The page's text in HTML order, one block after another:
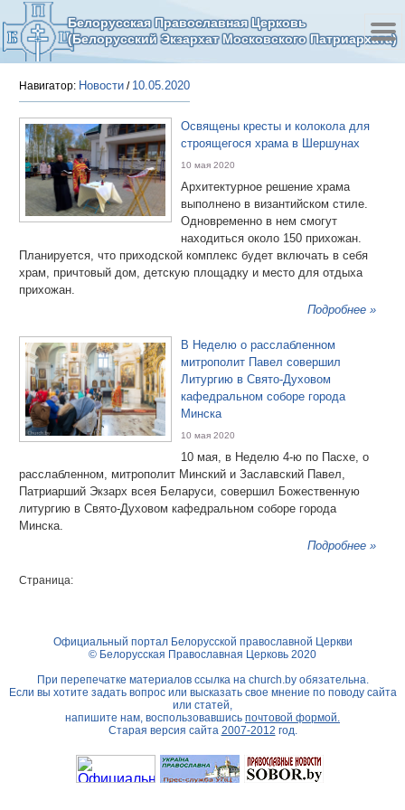
Белорусская Православная Церковь
(Белорусский Экзархат Московского Патриархата)
Навигатор: Новости / 10.05.2020
Освящены кресты и колокола для
строящегося храма в Шершунах
10 мая 2020
Архитектурное решение храма
выполнено в византийском стиле.
Одновременно в нем смогут
находиться около 150 прихожан.
Планируется, что приходской комплекс будет включать в себя
храм, причтовый дом, детскую площадку и место для отдыха
прихожан.
Подробнее »
В Неделю о расслабленном
митрополит Павел совершил
Литургию в Свято-Духовом
кафедральном соборе города
Минска
10 мая 2020
10 мая, в Неделю 4-ю по Пасхе, о
расслабленном, митрополит Минский и Заславский Павел,
Патриарший Экзарх всея Беларуси, совершил Божественную
литургию в Свято-Духовом кафедральном соборе города
Минска.
Подробнее »
Страница:
Официальный портал Белорусской православной Церкви
© Белорусская Православная Церковь 2020
При перепечатке материалов ссылка на church.byобязательна.
Если вы хотите задать вопрос или высказать свое мнение по поводу сайта
или статей,
напишите нам, воспользовавшись почтовой формой.
Старая версия сайта 2007-2012 год.